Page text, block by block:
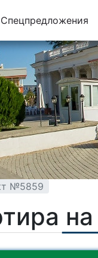
Спецпредложения
№5859